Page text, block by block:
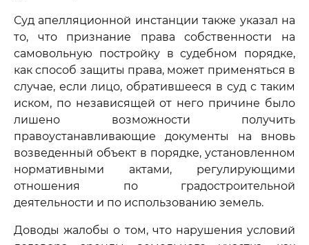
Суд апелляционной инстанции также указал на
то, что признание права собственности на
самовольную постройку в судебном порядке,
как способ защиты права, может применяться в
случае, если лицо, обратившееся в суд с таким
иском, по независящей от него причине было
лишено возможности получить
правоустанавливающие документы на вновь
возведенный объект в порядке, установленном
нормативными актами, регулирующими
отношения по градостроительной
деятельности и по использованию земель.
Доводы жалобы о том, что нарушения условий